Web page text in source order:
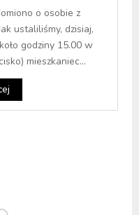
o osobie z
ustaliliśmy, dzisiaj,
godziny 15.00 w
mieszkaniec...